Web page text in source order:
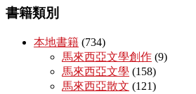
書籍類別
本地書籍 (734)
馬來西亞文學創作 (9)
馬來西亞文學 (158)
馬來西亞散文 (121)